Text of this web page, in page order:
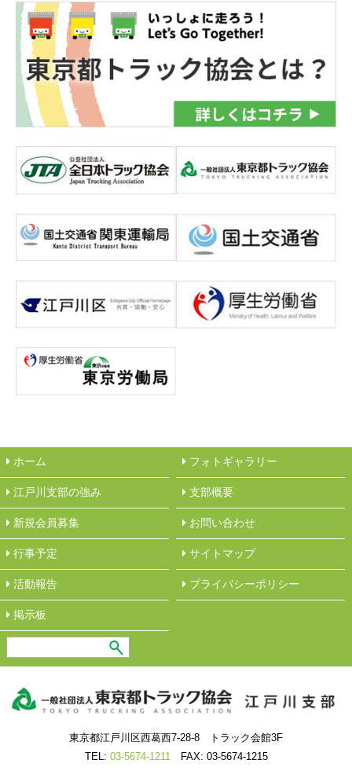
ホーム
江戸川支部の強み
新規会員募集
行事予定
活動報告
︎掲示板
フォトギャラリー
︎支部概要
︎お問い合わせ
サイトマップ
︎プライバシーポリシー
東京都江戸川区西葛西7-28-8 トラック会館3F
TEL: 03-5674-1211 FAX: 03-5674-1215